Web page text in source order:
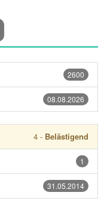
2600
08.08.2026
4 - Belästigend
1
31.05.2014